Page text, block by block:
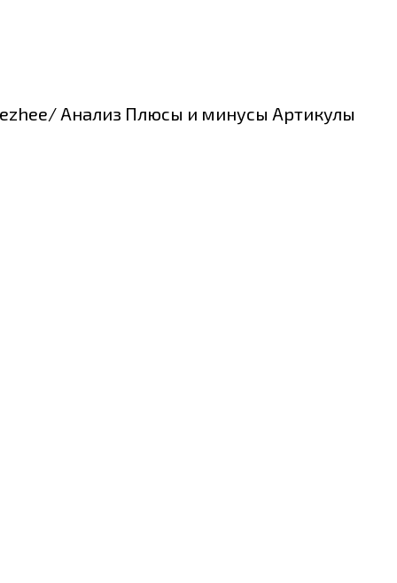
Анализ Плюсы и минусы Артикулы